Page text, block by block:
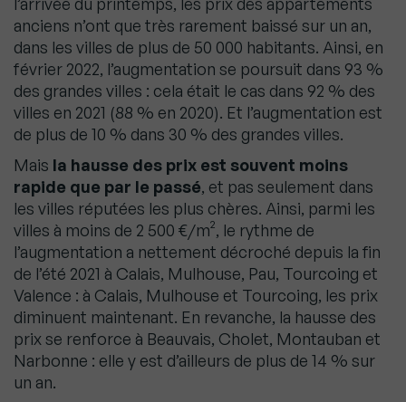
anciens n’ont que très rarement baissé sur un an,
dans les villes de plus de 50 000 habitants. Ainsi, en
février 2022, l’augmentation se poursuit dans 93 %
des grandes villes : cela était le cas dans 92 % des
villes en 2021 (88 % en 2020). Et l’augmentation est
de plus de 10 % dans 30 % des grandes villes.
Mais la hausse des prix est souvent moins
rapide que par le passé, et pas seulement dans
les villes réputées les plus chères. Ainsi, parmi les
villes à moins de 2 500 €/m², le rythme de
l’augmentation a nettement décroché depuis la fin
de l’été 2021 à Calais, Mulhouse, Pau, Tourcoing et
Valence : à Calais, Mulhouse et Tourcoing, les prix
diminuent maintenant. En revanche, la hausse des
prix se renforce à Beauvais, Cholet, Montauban et
Narbonne : elle y est d’ailleurs de plus de 14 % sur
un an.